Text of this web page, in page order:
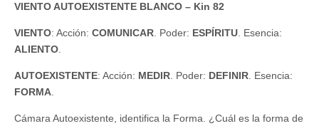
VIENTO AUTOEXISTENTE BLANCO – Kin 82
VIENTO: Acción: COMUNICAR. Poder: ESPÍRITU. Esencia:
ALIENTO.
AUTOEXISTENTE: Acción: MEDIR. Poder: DEFINIR. Esencia:
FORMA.
Cámara Autoexistente, identifica la Forma. ¿Cuál es la forma de